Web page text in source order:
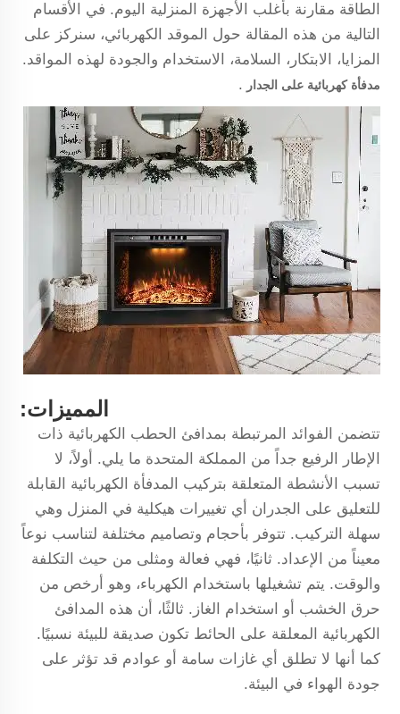
الطاقة مقارنة بأغلب الأجهزة المنزلية اليوم. في الأقسام
التالية من هذه المقالة حول الموقد الكهربائي، سنركز على
المزايا، الابتكار، السلامة، الاستخدام والجودة لهذه المواقد.
مدفأة كهربائية على الجدار .
المميزات:
تتضمن الفوائد المرتبطة بمدافئ الحطب الكهربائية ذات
الإطار الرفيع جداً من المملكة المتحدة ما يلي. أولاً، لا
تسبب الأنشطة المتعلقة بتركيب المدفأة الكهربائية القابلة
للتعليق على الجدران أي تغييرات هيكلية في المنزل وهي
سهلة التركيب. تتوفر بأحجام وتصاميم مختلفة لتناسب نوعاً
معيناً من الإعداد. ثانيًا، فهي فعالة ومثلى من حيث التكلفة
والوقت. يتم تشغيلها باستخدام الكهرباء، وهو أرخص من
حرق الخشب أو استخدام الغاز. ثالثًا، أن هذه المدافئ
الكهربائية المعلقة على الحائط تكون صديقة للبيئة نسبيًا.
كما أنها لا تطلق أي غازات سامة أو عوادم قد تؤثر على
جودة الهواء في البيئة.